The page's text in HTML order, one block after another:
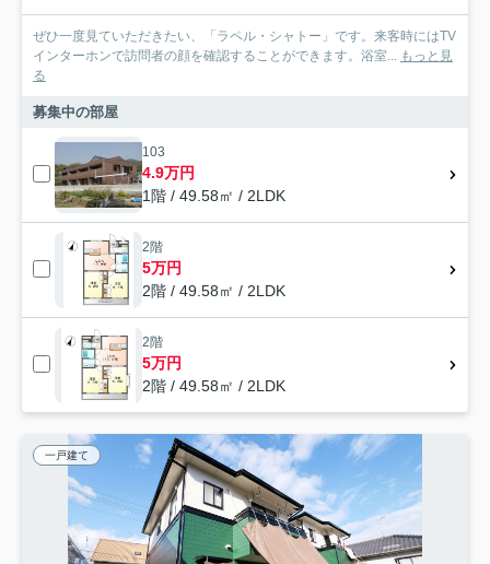
ぜひ一度見ていただきたい、「ラペル・シャトー」です。来客時にはTV
インターホンで訪問者の顔を確認することができます。浴室...
もっと見
る
募集中の部屋
103
4.9万円
1階 / 49.58㎡ / 2LDK
2階
5万円
2階 / 49.58㎡ / 2LDK
2階
5万円
2階 / 49.58㎡ / 2LDK
一戸建て